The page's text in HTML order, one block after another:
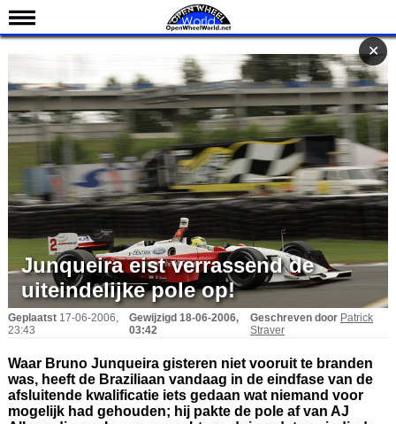
Nieuws
Kalender
Uitslagen
Standen
Coureurs
Teams
Indy 500
English
Junqueira eist verrassend de
uiteindelijke pole op!
Geplaatst 17-06-2006,
23:43
Gewijzigd 18-06-2006,
03:42
Geschreven door Patrick
Straver
Waar Bruno Junqueira gisteren niet vooruit te branden
was, heeft de Braziliaan vandaag in de eindfase van de
afsluitende kwalificatie iets gedaan wat niemand voor
mogelijk had gehouden; hij pakte de pole af van AJ
✕
✕